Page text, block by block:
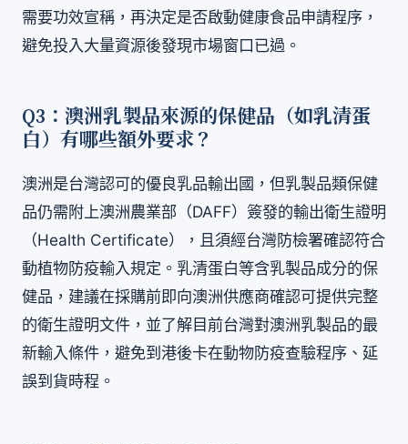
需要功效宣稱，再決定是否啟動健康食品申請程序，
避免投入大量資源後發現市場窗口已過。
Q3：澳洲乳製品來源的保健品（如乳清蛋
白）有哪些額外要求？
澳洲是台灣認可的優良乳品輸出國，但乳製品類保健
品仍需附上澳洲農業部（DAFF）簽發的輸出衛生證明
（Health Certificate），且須經台灣防檢署確認符合
動植物防疫輸入規定。乳清蛋白等含乳製品成分的保
健品，建議在採購前即向澳洲供應商確認可提供完整
的衛生證明文件，並了解目前台灣對澳洲乳製品的最
新輸入條件，避免到港後卡在動物防疫查驗程序、延
誤到貨時程。